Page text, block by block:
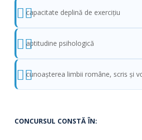
capacitate deplină de exercițiu
aptitudine psihologică
cunoaşterea limbii române, scris şi
CONCURSUL CONSTĂ ÎN: